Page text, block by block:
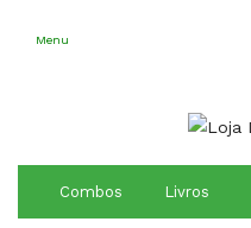
Menu
Combos Livros